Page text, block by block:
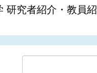
研究者紹介・教員紹